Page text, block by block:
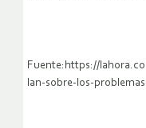
Fuente:https://
lan-sobre-los-